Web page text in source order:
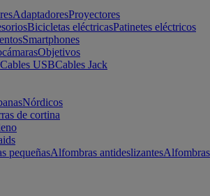
AdaptadoresProyectores
Bicicletas eléctricasPatinetes eléctricos
Smartphones
Objetivos
Cables USBCables Jack
Nórdicos
de cortina
pequeñasAlfombras antideslizantes